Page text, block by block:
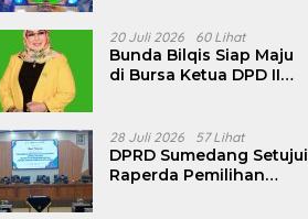
Tanjungsari Sumedang
20 Juli 2026 60 Lihat
Bunda Bilqis Siap Maju
di Bursa Ketua DPD II
28 Juli 2026 57 Lihat
DPRD Sumedang Setujui
Raperda Pemilihan